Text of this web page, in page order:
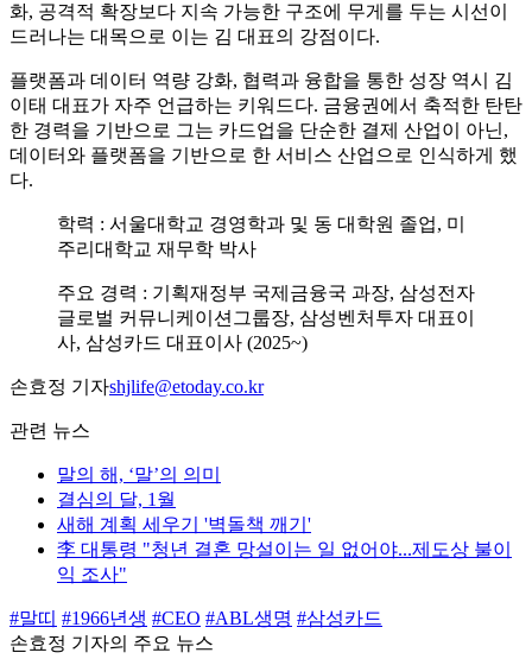
화, 공격적 확장보다 지속 가능한 구조에 무게를 두는 시선이
드러나는 대목으로 이는 김 대표의 강점이다.
플랫폼과 데이터 역량 강화, 협력과 융합을 통한 성장 역시 김
이태 대표가 자주 언급하는 키워드다. 금융권에서 축적한 탄탄
한 경력을 기반으로 그는 카드업을 단순한 결제 산업이 아닌,
데이터와 플랫폼을 기반으로 한 서비스 산업으로 인식하게 했
다.
학력 : 서울대학교 경영학과 및 동 대학원 졸업, 미
주리대학교 재무학 박사
주요 경력 : 기획재정부 국제금융국 과장, 삼성전자
글로벌 커뮤니케이션그룹장, 삼성벤처투자 대표이
사, 삼성카드 대표이사 (2025~)
손효정 기자shjlife@etoday.co.kr
관련 뉴스
말의 해, ‘말’의 의미
결심의 달, 1월
새해 계획 세우기 '벽돌책 깨기'
李 대통령 "청년 결혼 망설이는 일 없어야...제도상 불이
익 조사"
#말띠 #1966년생 #CEO #ABL생명 #삼성카드
손효정 기자의 주요 뉴스